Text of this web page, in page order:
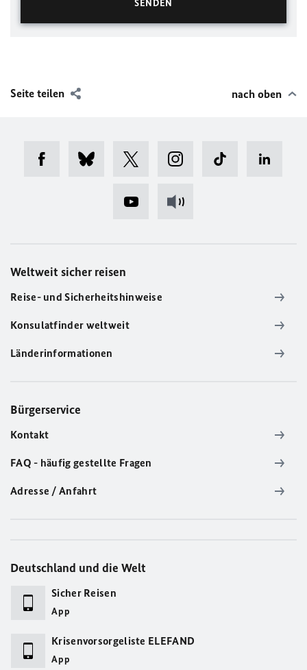
Seite teilen nach oben
Weltweit sicher reisen
Reise- und Sicherheitshinweise
Konsulatfinder weltweit
Länderinformationen
Bürgerservice
Kontakt
FAQ - häufig gestellte Fragen
Adresse / Anfahrt
Deutschland und die Welt
Sicher Reisen
App
Krisenvorsorgeliste ELEFAND
App